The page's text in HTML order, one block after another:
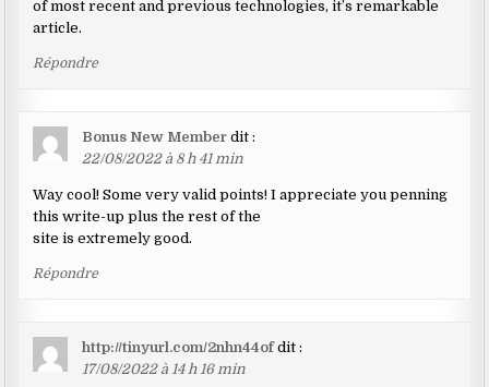
of most recent and previous technologies, it’s remarkable
article.
Répondre
Bonus New Member dit :
22/08/2022 à 8 h 41 min
Way cool! Some very valid points! I appreciate you penning
this write-up plus the rest of the
site is extremely good.
Répondre
http://tinyurl.com/2nhn44of dit :
17/08/2022 à 14 h 16 min